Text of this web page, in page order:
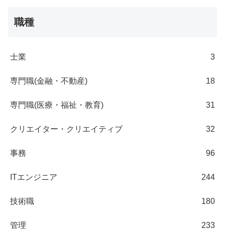
職種
士業 3
専門職(金融・不動産) 18
専門職(医療・福祉・教育) 31
クリエイター・クリエイティブ 32
事務 96
ITエンジニア 244
技術職 180
管理 233